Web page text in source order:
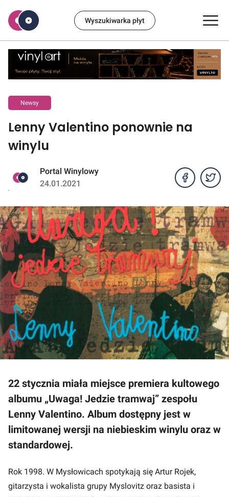
Wyszukiwarka płyt
Newsy
Lenny Valentino ponownie na
winylu
Portal Winylowy
24.01.2021
22 stycznia miała miejsce premiera kultowego
albumu „Uwaga! Jedzie tramwaj” zespołu
Lenny Valentino. Album dostępny jest w
limitowanej wersji na niebieskim winylu oraz w
standardowej.
Rok 1998. W Mysłowicach spotykają się Artur Rojek,
gitarzysta i wokalista grupy Myslovitz oraz basista i